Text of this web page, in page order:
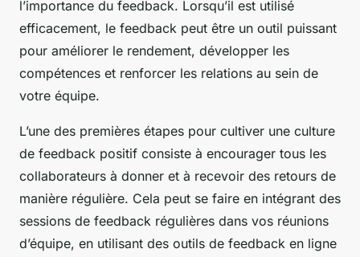
l’importance du feedback. Lorsqu’il est utilisé
efficacement, le feedback peut être un outil puissant
pour améliorer le rendement, développer les
compétences et renforcer les relations au sein de
votre équipe.
L’une des premières étapes pour cultiver une culture
de feedback positif consiste à encourager tous les
collaborateurs à donner et à recevoir des retours de
manière régulière. Cela peut se faire en intégrant des
sessions de feedback régulières dans vos réunions
d’équipe, en utilisant des outils de feedback en ligne